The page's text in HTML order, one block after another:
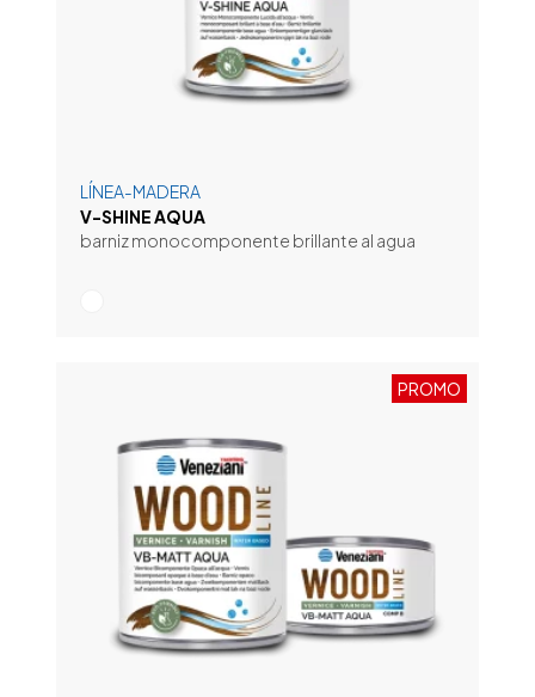
LÍNEA-MADERA
V-SHINE AQUA
barniz monocomponente brillante al agua
PROMO